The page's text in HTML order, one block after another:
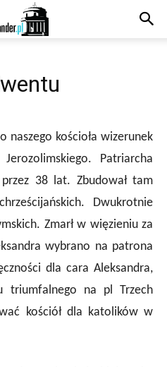
naszego kościoła wizerunek
Patriarcha
przez 38 lat. Zbudował tam
Dwukrotnie
Zmarł w więzieniu za
wybrano na patrona
dla cara Aleksandra,
triumfalnego na pl Trzech
kościół dla katolików w